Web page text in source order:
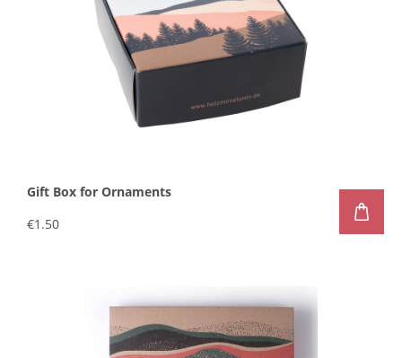
Gift Box for Ornaments
€1.50